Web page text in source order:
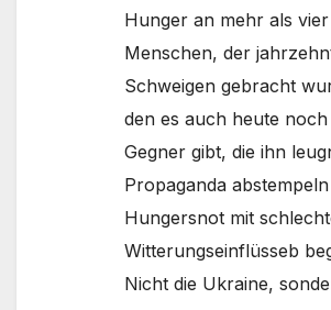
Hunger an mehr als
Menschen, der
Schweigen gebracht
den es auch heute noch
Gegner gibt, die ihn
Propaganda
Hungersnot mit
Witterungseinflüsseb
Nicht die Ukraine,